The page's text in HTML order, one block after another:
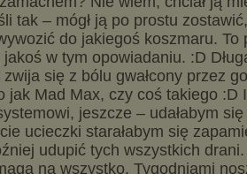
tak – mógł ją po prostu
do jakiegoś koszmaru.
w tym opowiadaniu. :D
się z bólu gwałcony przez
jak Mad Max, czy coś takiego :D
jeszcze – udałabym
ucieczki starałabym się
udupić tych wszystkich
na wszystko. Tygodniami